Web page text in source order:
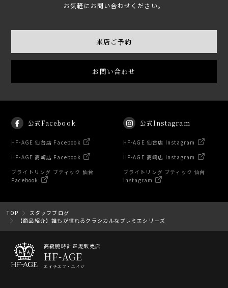
お気軽にお問い合わせください。
来店ご予約
お問い合わせ
公式Facebook
HF-AGE 仙台店 Facebook
HF-AGE 高崎店 Facebook
ブライトリング ブティック 仙台
Facebook
公式Instagram
HF-AGE 仙台店 Instagram
HF-AGE 高崎店 Instagram
ブライトリング ブティック 仙台
Instagram
TOP
スタッフブログ
【商品紹介】誰もが憧れるクラシカルなプレミエシリーズ
高級腕時計正規販売店
HF-AGE
エイチエフ・エイジ